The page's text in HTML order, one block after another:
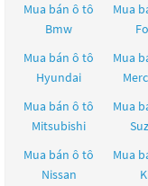
Mua bán ô tô
Bmw
Mua
Mua bán ô tô
Hyundai
Mua
Mua bán ô tô
Mitsubishi
Mua
Mua bán ô tô
Nissan
Mua